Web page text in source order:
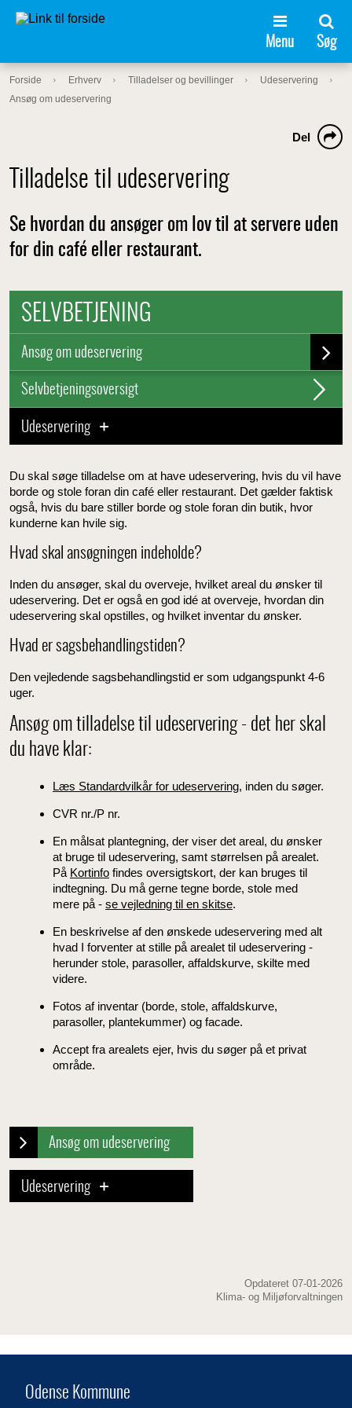
Menu Søg
Forside Erhverv Tilladelser og bevillinger
Udeservering
Ansøg om udeservering
Tilladelse til udeservering
Del
Se hvordan du ansøger om lov til at servere uden
for din café eller restaurant.
SELVBETJENING
Ansøg om udeservering
Selvbetjeningsoversigt
Udeservering
Du skal søge tilladelse om at have udeservering, hvis du vil have
borde og stole foran din café eller restaurant. Det gælder faktisk
også, hvis du bare stiller borde og stole foran din butik, hvor
kunderne kan hvile sig.
Hvad skal ansøgningen indeholde?
Inden du ansøger, skal du overveje, hvilket areal du ønsker til
udeservering. Det er også en god idé at overveje, hvordan din
udeservering skal opstilles, og hvilket inventar du ønsker.
Hvad er sagsbehandlingstiden?
Den vejledende sagsbehandlingstid er som udgangspunkt 4-6
uger.
Ansøg om tilladelse til udeservering - det her skal
du have klar:
Læs Standardvilkår for udeservering, inden du søger.
CVR nr./P nr.
En målsat plantegning, der viser det areal, du ønsker
at bruge til udeservering, samt størrelsen på arealet.
På Kortinfo findes oversigtskort, der kan bruges til
indtegning. Du må gerne tegne borde, stole med
mere på - se vejledning til en skitse.
En beskrivelse af den ønskede udeservering med alt
hvad I forventer at stille på arealet til udeservering -
herunder stole, parasoller, affaldskurve, skilte med
videre.
Fotos af inventar (borde, stole, affaldskurve,
parasoller, plantekummer) og facade.
Accept fra arealets ejer, hvis du søger på et privat
område.
Ansøg om udeservering
Udeservering
Opdateret 07-01-2026
Klima- og Miljøforvaltningen
Odense Kommune